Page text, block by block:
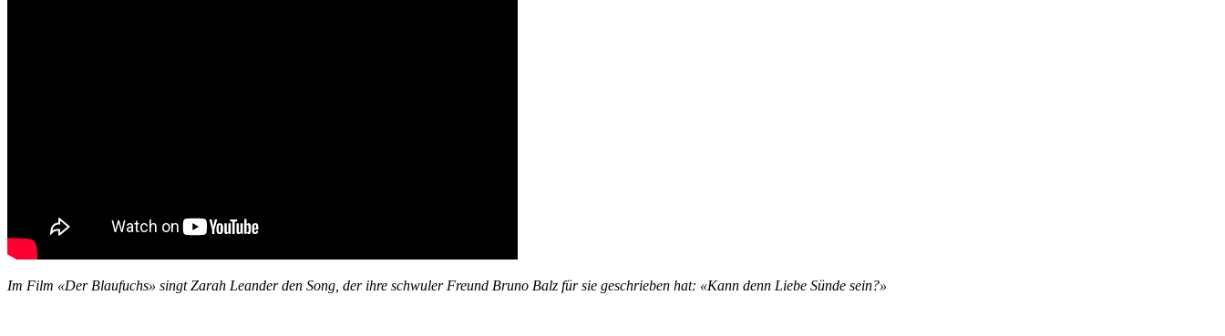
Im Film «Der Blaufuchs» singt Zarah Leander den Song, der ihre schwuler Freund Bruno Balz für sie geschrieben hat: «Kann denn Liebe Sünde sein?»